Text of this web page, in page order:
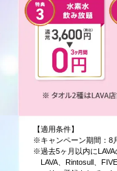
【適用条件】
※キャンペーン期間：8
※過去5ヶ月以内に
LAVA、Rintosull、